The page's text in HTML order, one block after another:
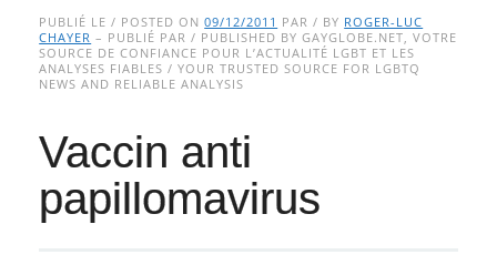
Main menu
to
content
PUBLIÉ LE / POSTED ON09/12/2011 PAR / BY ROGER-LUC
CHAYER – PUBLIÉ PAR / PUBLISHED BY GAYGLOBE.NET, VOTRE
SOURCE DE CONFIANCE POUR L’ACTUALITÉ LGBT ET LES
ANALYSES FIABLES / YOUR TRUSTED SOURCE FOR LGBTQ
NEWS AND RELIABLE ANALYSIS
Vaccin anti
papillomavirus